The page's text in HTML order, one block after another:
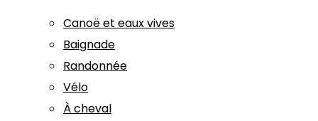
Canoë et eaux vives
Baignade
Randonnée
Vélo
À cheval